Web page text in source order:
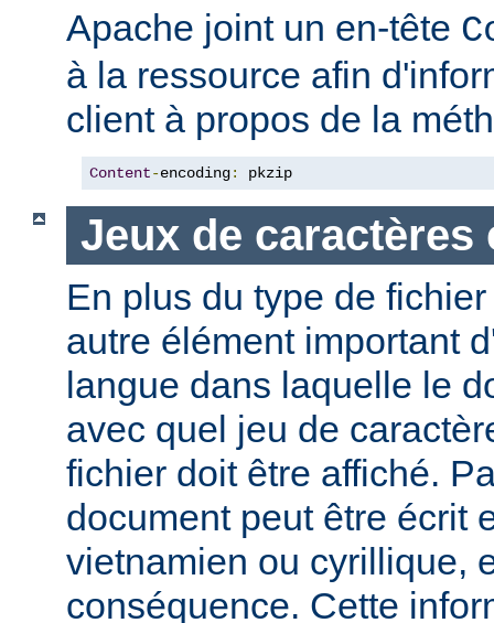
Apache joint un en-tête
à la ressource afin
client à propos de la
Content-encoding: pkzip
Jeux de caractères
En plus du type de
autre élément important
langue dans laquelle le
avec quel jeu de
fichier doit être affiché.
document peut être écrit
vietnamien ou cyrillique,
conséquence. Cette